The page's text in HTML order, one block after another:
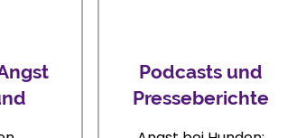
Podcasts und
Presseberichte